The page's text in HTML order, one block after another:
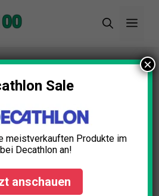
Leichtathletik Test:
Sale
meistverkauften Produkte im
Decathlon an!
anschauen
×